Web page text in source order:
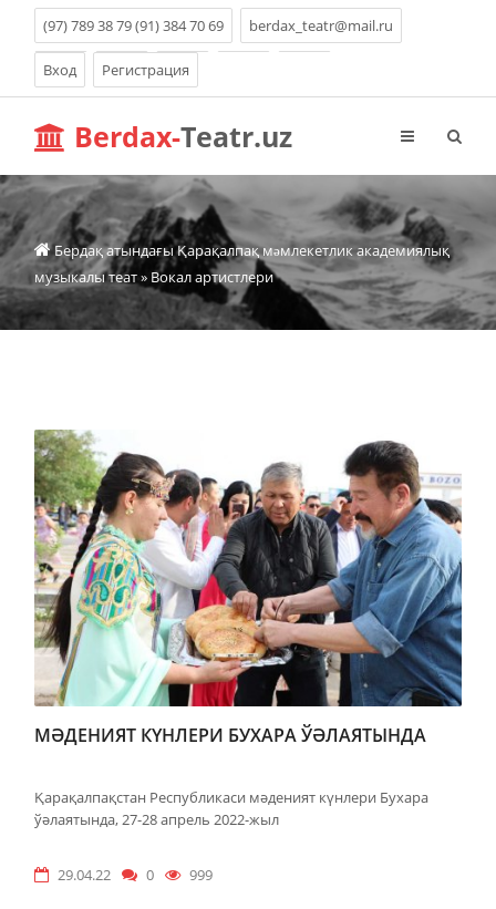
(97) 789 38 79 (91) 384 70 69 berdax_teatr@mail.ru
Вход Регистрация
Berdax-Teatr.uz
Бердақ атындағы Қарақалпақ мəмлекетлик академиялық
музыкалы теат» Вокал артистлери
МӘДЕНИЯТ КҮНЛЕРИ БУХАРА ЎӘЛАЯТЫНДА
Қарақалпақстан Республикаси мәденият күнлери Бухара
ўәлаятында, 27-28 апрель 2022-жыл
29.04.22 0 999